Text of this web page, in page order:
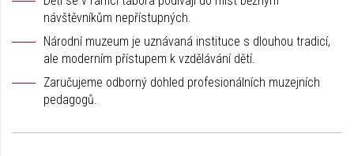
návštěvníkům nepřístupných.
Národní muzeum je uznávaná instituce s dlouhou tradicí,
ale moderním přístupem k vzdělávání dětí.
Zaručujeme odborný dohled profesionálních muzejních
pedagogů.